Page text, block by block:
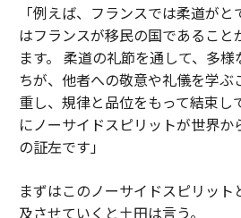
「例えば、フランスでは柔道が
はフランスが移民の国であること
ます。 柔道の礼節を通して、多
ちが、他者への敬意や礼儀を学
重し、規律と品位をもって結束し
にノーサイドスピリットが世界か
の証左です」
まずはこのノーサイドスピリッ
及させていくと土田は言う。